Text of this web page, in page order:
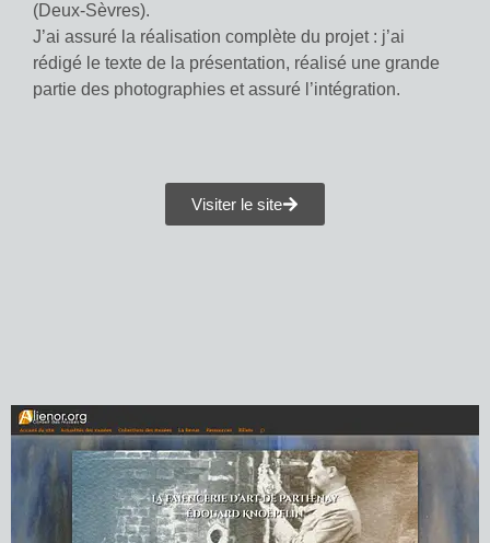
(Deux-Sèvres).
J’ai assuré la réalisation complète du projet : j’ai
rédigé le texte de la présentation, réalisé une grande
partie des photographies et assuré l’intégration.
Visiter le site